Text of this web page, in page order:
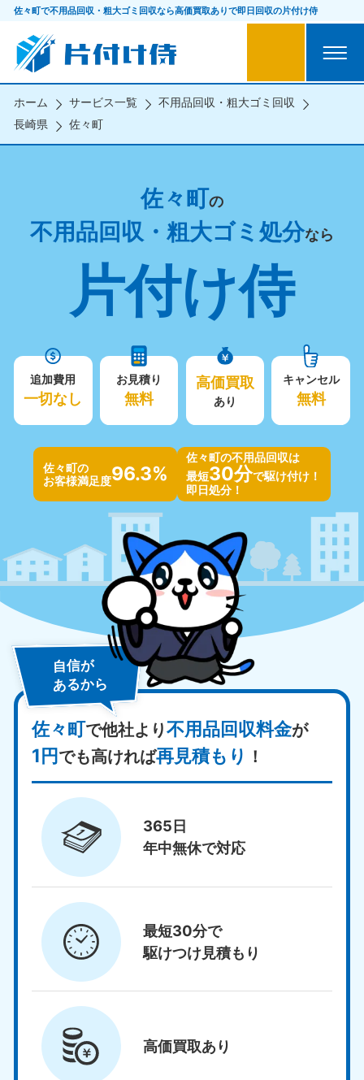
佐々町で不用品回収・粗大ゴミ回収なら高価買取ありで即日回収の片付け侍
ホーム サービス一覧
不用品回収・粗大ゴミ回収
長崎県
佐々町
佐々町の
不用品回収・粗大ゴミ処分なら
片付け侍
追加費用
一切なし
お見積り
無料
高価買取
あり
キャンセル
無料
佐々町の
お客様満足度96.3%
佐々町の不用品回収は
最短30分で駆け付け！
即日処分！
自信が
あるから
佐々町で他社より不用品回収料金が
1円でも高ければ再見積もり ！
365日
年中無休で対応
最短30分で
駆けつけ見積もり
高価買取あり